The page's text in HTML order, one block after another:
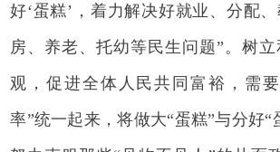
好‘蛋糕’，着力解决好就业、分配
房、养老、托幼等民生问题”。树
观，促进全体人民共同富裕，需
率”统一起来，将做大“蛋糕”与分好“